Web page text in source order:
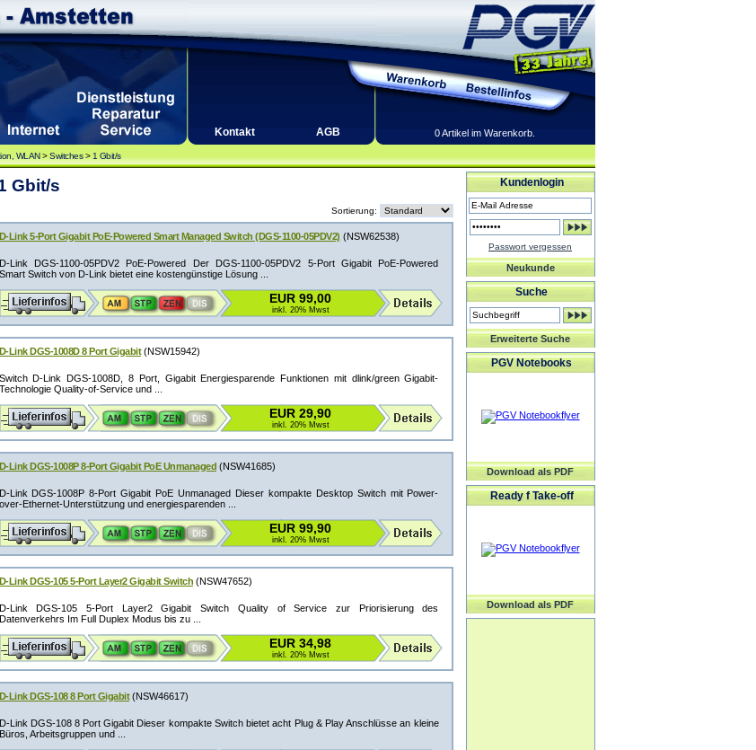
Kontakt AGB 0 Artikel im Warenkorb.
WLAN>Switches> 1 Gbit/s
Gbit/s
Sortierung:
D-Link 5-Port Gigabit PoE-Powered Smart Managed Switch (DGS-1100-05PDV2) (NSW62538)
D-Link DGS-1100-05PDV2 PoE-Powered Der DGS-1100-05PDV2 5-Port Gigabit PoE-Powered
Smart Switch von D-Link bietet eine kostengünstige Lösung ...
EUR 99,00
inkl. 20% Mwst
D-Link DGS-1008D 8 Port Gigabit(NSW15942)
Switch D-Link DGS-1008D, 8 Port, Gigabit Energiesparende Funktionen mit dlink/green Gigabit-
Technologie Quality-of-Service und ...
EUR 29,90
inkl. 20% Mwst
D-Link DGS-1008P 8-Port Gigabit PoE Unmanaged (NSW41685)
D-Link DGS-1008P 8-Port Gigabit PoE Unmanaged Dieser kompakte Desktop Switch mit Power-
over-Ethernet-Unterstützung und energiesparenden ...
EUR 99,90
inkl. 20% Mwst
D-Link DGS-105 5-Port Layer2 Gigabit Switch (NSW47652)
D-Link DGS-105 5-Port Layer2 Gigabit Switch Quality of Service zur Priorisierung des
Datenverkehrs Im Full Duplex Modus bis zu ...
EUR 34,98
inkl. 20% Mwst
D-Link DGS-108 8 Port Gigabit(NSW46617)
D-Link DGS-108 8 Port Gigabit Dieser kompakte Switch bietet acht Plug & Play Anschlüsse an kleine
Büros, Arbeitsgruppen und ...
Kundenlogin
Passwort vergessen
Neukunde
Suche
Erweiterte Suche
PGV Notebooks
Download als PDF
Ready f Take-off
Download als PDF